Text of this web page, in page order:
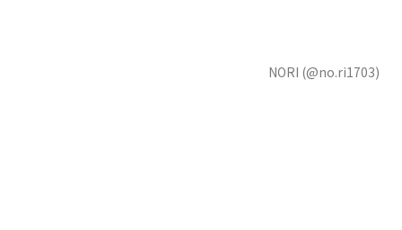
NORI (@no.ri1703)